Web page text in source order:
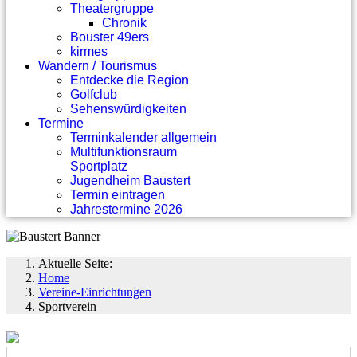
Theatergruppe
Chronik
Bouster 49ers
kirmes
Wandern / Tourismus
Entdecke die Region
Golfclub
Sehenswürdigkeiten
Termine
Terminkalender allgemein
Multifunktionsraum
Sportplatz
Jugendheim Baustert
Termin eintragen
Jahrestermine 2026
Aktuelle Seite:
Home
Vereine-Einrichtungen
Sportverein